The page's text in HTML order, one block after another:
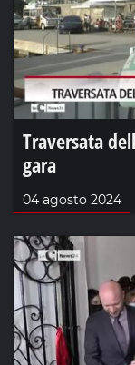
Traversata
gara
04 agosto 2024